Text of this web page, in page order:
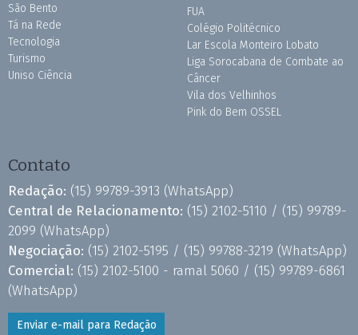
São Bento
Tá na Rede
Tecnologia
Turismo
Uniso Ciência
FUA
Colégio Politécnico
Lar Escola Monteiro Lobato
Liga Sorocabana de Combate ao
Câncer
Vila dos Velhinhos
Pink do Bem OSSEL
Contato
Redação: (15) 99789-3913 (WhatsApp)
Central de Relacionamento: (15) 2102-5110 / (15) 99789-
2099 (WhatsApp)
Negociação: (15) 2102-5195 / (15) 99788-3219 (WhatsApp)
Comercial: (15) 2102-5100 - ramal 5060 / (15) 99789-6861
(WhatsApp)
Enviar e-mail para Redação